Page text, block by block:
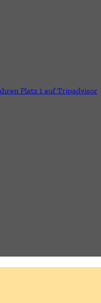
Platz 1 auf Tripadvisor